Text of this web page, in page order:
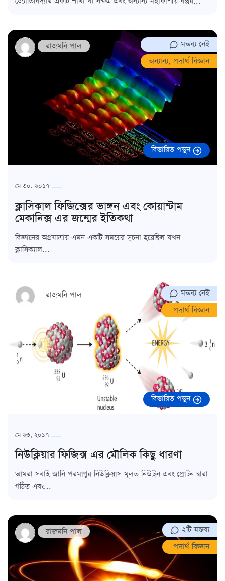
রাজমনি পাল
মন্তব্য নেই
অন্যান্য, পদার্থ বিজ্ঞান
বিস্তারিত পড়ুন
মে ৩০, ২০১৭
ক্লাসিকাল ফিজিক্সের ভাঙ্গন এবং কোয়ান্টাম
মেকানিক্স এর জন্মের ইতিকথা
বিজ্ঞানের অগ্রযাত্রায় এমন একটি সময়ের সূচনা হয়েছিল যখন
ক্লাসিক্যাল...
রাজমনি পাল
মন্তব্য নেই
পদার্থ বিজ্ঞান
বিস্তারিত পড়ুন
মে ২৩, ২০১৭
নিউক্লিয়ার ফিজিক্স এর মৌলিক কিছু ধারণা
আমরা সবাই জানি পরমাণুর নিউক্লিয়াস মূলত নিউট্রন এবং প্রোটন দ্বারা
গঠিত এবং...
রাজমনি পাল
২টি মন্তব্য
পদার্থ বিজ্ঞান